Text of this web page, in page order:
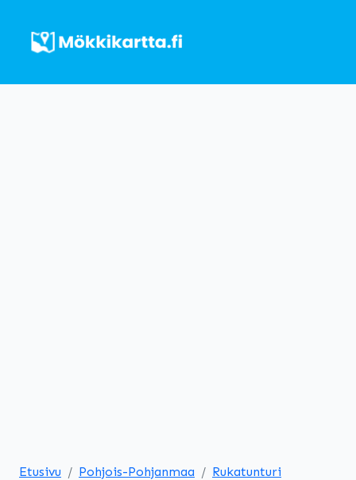
Etusivu Pohjois-Pohjanmaa Rukatunturi